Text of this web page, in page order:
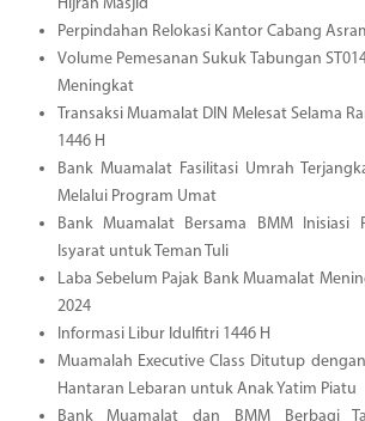
Hijrah Masjid
Perpindahan Relokasi Kantor Cabang
Volume Pemesanan Sukuk Tabungan
Meningkat
Transaksi Muamalat DIN Melesat Selama
1446 H
Bank Muamalat Fasilitasi Umrah
Melalui Program Umat
Bank Muamalat Bersama BMM Inisiasi
Isyarat untuk Teman Tuli
Laba Sebelum Pajak Bank Muamalat
2024
Informasi Libur Idulfitri 1446 H
Muamalah Executive Class Ditutup
Hantaran Lebaran untuk Anak Yatim Piatu
Bank Muamalat dan BMM Berbagi